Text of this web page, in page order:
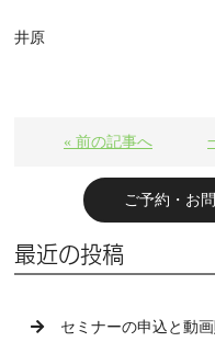
井原
« 前の記事へ
ご予約・お
最近の投稿
セミナーの申込と動